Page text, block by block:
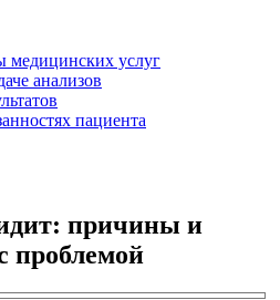
медицинских услуг
анализов
пациента
причины и
проблемой